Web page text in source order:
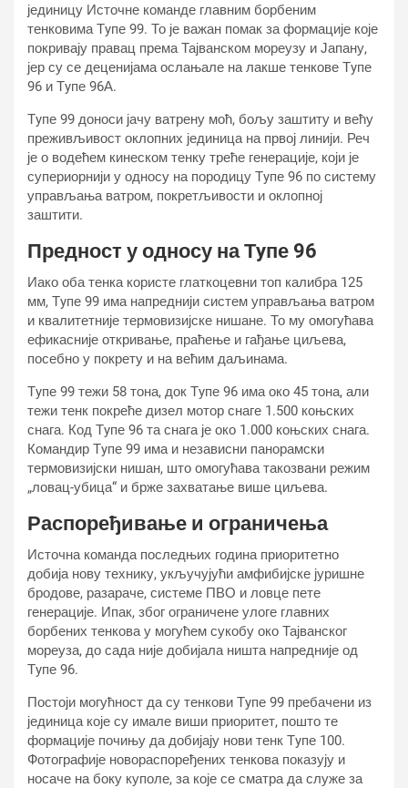
јединицу Источне команде главним борбеним
тенковима Тyпе 99. То је важан помак за формације које
покривају правац према Тајванском мореузу и Јапану,
јер су се деценијама ослањале на лакше тенкове Тyпе
96 и Тyпе 96А.
Тyпе 99 доноси јачу ватрену моћ, бољу заштиту и већу
преживљивост оклопних јединица на првој линији. Реч
је о водећем кинеском тенку треће генерације, који је
супериорнији у односу на породицу Тyпе 96 по систему
управљања ватром, покретљивости и оклопној
заштити.
Предност у односу на Тyпе 96
Иако оба тенка користе глаткоцевни топ калибра 125
мм, Тyпе 99 има напреднији систем управљања ватром
и квалитетније термовизијске нишане. То му омогућава
ефикасније откривање, праћење и гађање циљева,
посебно у покрету и на већим даљинама.
Тyпе 99 тежи 58 тона, док Тyпе 96 има око 45 тона, али
тежи тенк покреће дизел мотор снаге 1.500 коњских
снага. Код Тyпе 96 та снага је око 1.000 коњских снага.
Командир Тyпе 99 има и независни панорамски
термовизијски нишан, што омогућава такозвани режим
„ловац-убица“ и брже захватање више циљева.
Распоређивање и ограничења
Источна команда последњих година приоритетно
добија нову технику, укључујући амфибијске јуришне
бродове, разараче, системе ПВО и ловце пете
генерације. Ипак, због ограничене улоге главних
борбених тенкова у могућем сукобу око Тајванског
мореуза, до сада није добијала ништа напредније од
Тyпе 96.
Постоји могућност да су тенкови Тyпе 99 пребачени из
јединица које су имале виши приоритет, пошто те
формације почињу да добијају нови тенк Тyпе 100.
Фотографије новораспоређених тенкова показују и
носаче на боку куполе, за које се сматра да служе за